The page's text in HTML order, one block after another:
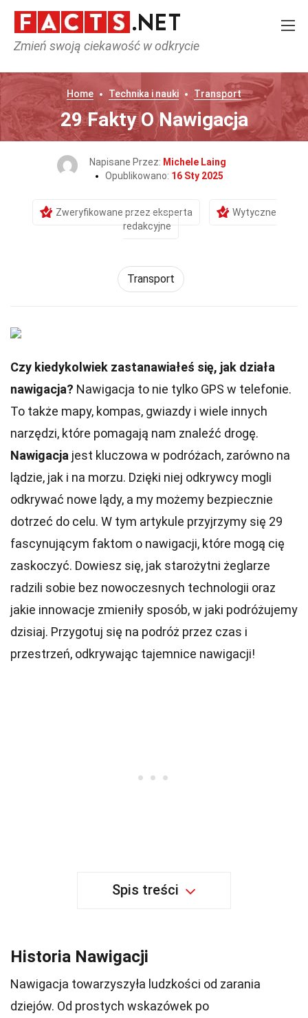
Zmień swoją ciekawość w odkrycie
Home Technika i nauki Transport
29 Fakty O Nawigacja
Napisane Przez: Michele Laing
Opublikowano: 16 Sty 2025
Zweryfikowane przez eksperta
Wytyczne
redakcyjne
Transport
Czy kiedykolwiek zastanawiałeś się, jak działa
nawigacja? Nawigacja to nie tylko GPS w telefonie.
To także mapy, kompas, gwiazdy i wiele innych
narzędzi, które pomagają nam znaleźć drogę.
Nawigacja jest kluczowa w podróżach, zarówno na
lądzie, jak i na morzu. Dzięki niej odkrywcy mogli
odkrywać nowe lądy, a my możemy bezpiecznie
dotrzeć do celu. W tym artykule przyjrzymy się 29
fascynującym faktom o nawigacji, które mogą cię
zaskoczyć. Dowiesz się, jak starożytni żeglarze
radzili sobie bez nowoczesnych technologii oraz
jakie innowacje zmieniły sposób, w jaki podróżujemy
dzisiaj. Przygotuj się na podróż przez czas i
przestrzeń, odkrywając tajemnice nawigacji!
Spis treści
Historia Nawigacji
Nawigacja towarzyszyła ludzkości od zarania
dziejów. Od prostych wskazówek po